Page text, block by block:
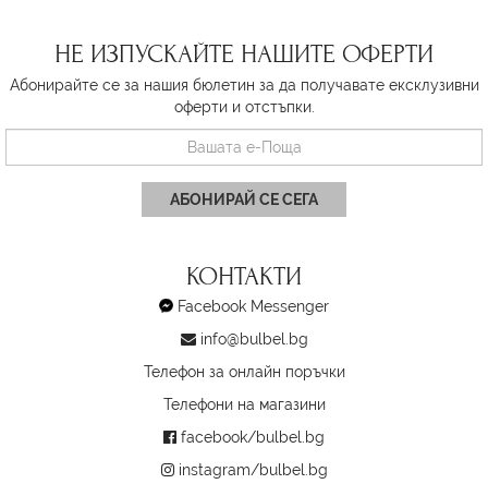
НЕ ИЗПУСКАЙТЕ НАШИТЕ ОФЕРТИ
Абонирайте се за нашия бюлетин за да получавате ексклузивни
оферти и отстъпки.
АБОНИРАЙ СЕ СЕГА
КОНТАКТИ
Facebook Messenger
info@bulbel.bg
Телефон за онлайн поръчки
Телефони на магазини
facebook/bulbel.bg
instagram/bulbel.bg